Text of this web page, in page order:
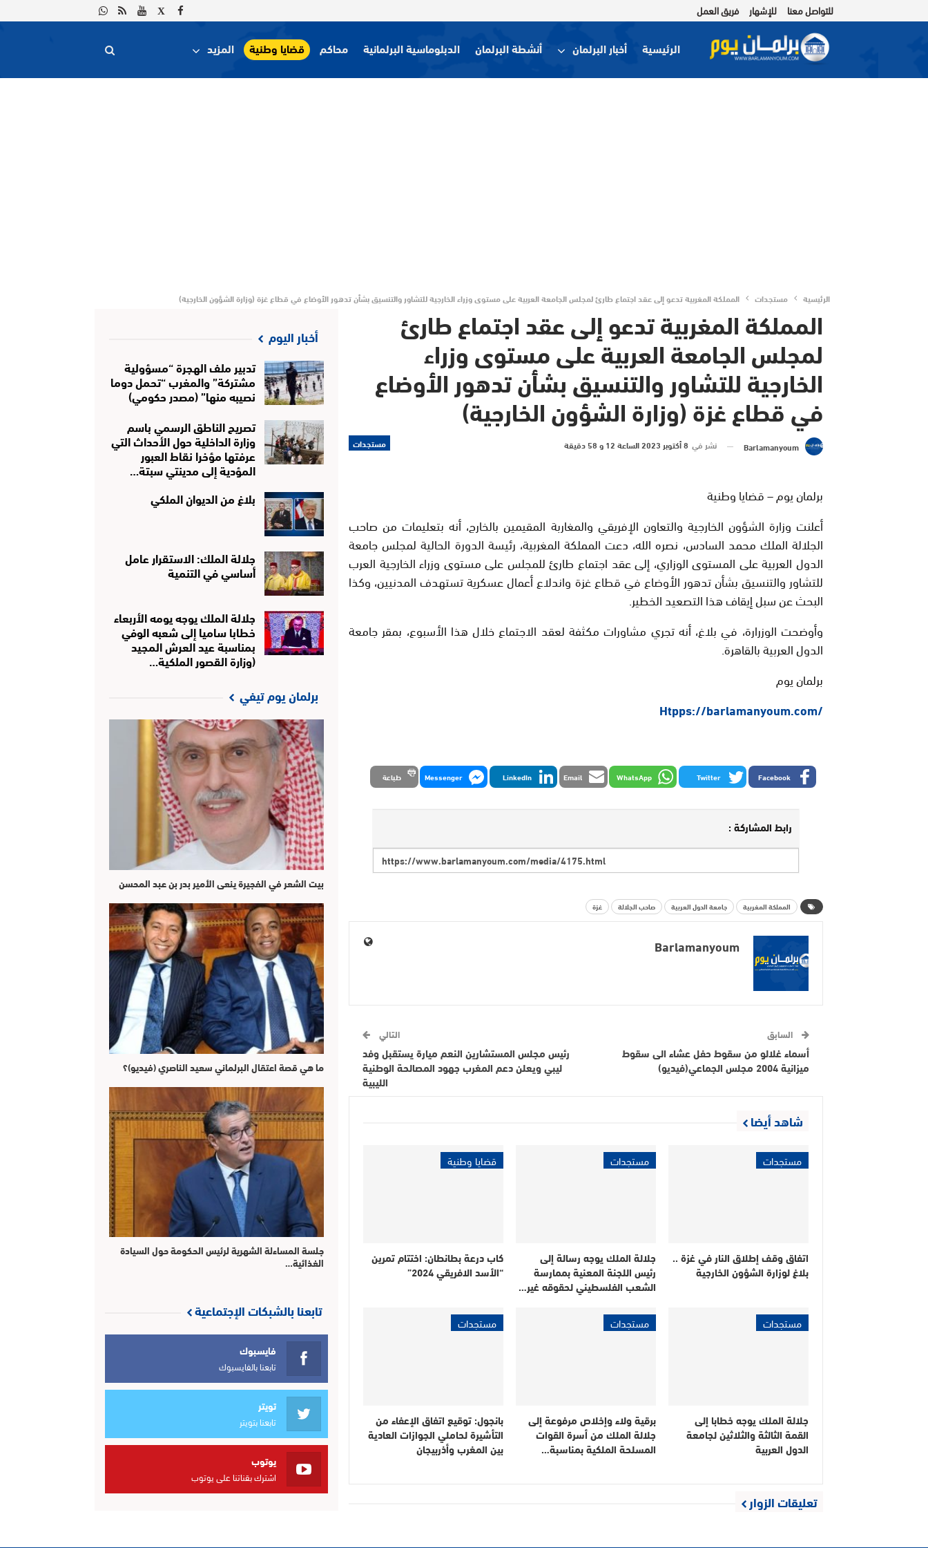
للتواصل معنا للإشهار فريق العمل
الرئيسية أخبار البرلمان أنشطة البرلمان الدبلوماسية البرلمانية محاكم قضايا وطنية المزيد
الرئيسية مستجدات المملكة المغربية تدعو إلى عقد اجتماع طارئ لمجلس الجامعة العربية على مستوى وزراء الخارجية للتشاور والتنسيق بشأن تدهور الأوضاع في قطاع غزة (وزارة الشؤون الخارجية)
المملكة المغربية تدعو إلى عقد اجتماع طارئ
لمجلس الجامعة العربية على مستوى وزراء
الخارجية للتشاور والتنسيق بشأن تدهور الأوضاع
في قطاع غزة (وزارة الشؤون الخارجية)
مستجدات Barlamanyoum نشر في 8 أكتوبر 2023 الساعة 12 و 58 دقيقة
برلمان يوم – قضايا وطنية
أعلنت وزارة الشؤون الخارجية والتعاون الإفريقي والمغاربة المقيمين بالخارج، أنه بتعليمات من صاحب
الجلالة الملك محمد السادس، نصره الله، دعت المملكة المغربية، رئيسة الدورة الحالية لمجلس جامعة
الدول العربية على المستوى الوزاري، إلى عقد اجتماع طارئ للمجلس على مستوى وزراء الخارجية العرب
للتشاور والتنسيق بشأن تدهور الأوضاع في قطاع غزة واندلاع أعمال عسكرية تستهدف المدنيين، وكذا
البحث عن سبل إيقاف هذا التصعيد الخطير.
وأوضحت الوزرارة، في بلاغ، أنه تجري مشاورات مكثفة لعقد الاجتماع خلال هذا الأسبوع، بمقر جامعة
الدول العربية بالقاهرة.
برلمان يوم
/Htpps://barlamanyoum.com
Facebook
Twitter
WhatsApp
Email
LinkedIn
Messenger طباعة
رابط المشاركة :
المملكة المغربية جامعة الدول العربية صاحب الجلالة غزة
Barlamanyoum
السابق
أسماء غلالو من سقوط حفل عشاء الى سقوط
ميزانية 2004 مجلس الجماعي(فيديو)
التالي
رئيس مجلس المستشارين النعم ميارة يستقبل وفد
ليبي ويعلن دعم المغرب جهود المصالحة الوطنية
الليبية
شاهد أيضا
مستجدات
اتفاق وقف إطلاق النار في غزة ..
بلاغ لوزارة الشؤون الخارجية
مستجدات
جلالة الملك يوجه رسالة إلى
رئيس اللجنة المعنية بممارسة
الشعب الفلسطيني لحقوقه غير…
قضايا وطنية
كاب درعة بطانطان: اختتام تمرين
“الأسد الافريقي 2024”
مستجدات
جلالة الملك يوجه خطابا إلى
القمة الثالثة والثلاثين لجامعة
الدول العربية
مستجدات
برقية ولاء وإخلاص مرفوعة إلى
جلالة الملك من أسرة القوات
المسلحة الملكية بمناسبة…
مستجدات
بانجول: توقيع اتفاق الإعفاء من
التأشيرة لحاملي الجوازات العادية
بين المغرب وأذربيجان
تعليقات الزوار
أخبار اليوم
تدبير ملف الهجرة “مسؤولية
مشتركة” والمغرب “تحمل دوما
نصيبه منها” (مصدر حكومي)
تصريح الناطق الرسمي باسم
وزارة الداخلية حول الأحداث التي
عرفتها مؤخرا نقاط العبور
المؤدية إلى مدينتي سبتة…
بلاغ من الديوان الملكي
جلالة الملك: الاستقرار عامل
أساسي في التنمية
جلالة الملك يوجه يومه الأربعاء
خطابا ساميا إلى شعبه الوفي
بمناسبة عيد العرش المجيد
(وزارة القصور الملكية…
برلمان يوم تيفي
بيت الشعر في الفجيرة ينعى الأمير بدر بن عبد المحسن
ما هي قصة اعتقال البرلماني سعيد الناصري (فيديو)؟
جلسة المساءلة الشهرية لرئيس الحكومة حول السيادة
الغذائية…
تابعنا بالشبكات الإجتماعية
فايسبوك
تابعنا بالفايسبوك
تويتر
تابعنا بتويتر
يوتوب
اشترك بقناتنا على يوتوب